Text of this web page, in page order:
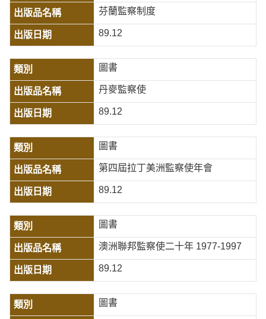
芬蘭監察制度
89.12
圖書
丹麥監察使
89.12
圖書
第四屆拉丁美洲監察使年會
89.12
圖書
澳洲聯邦監察使二十年 1977-1997
89.12
圖書